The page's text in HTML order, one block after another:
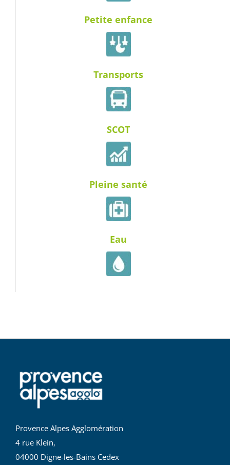
Petite enfance
Transports
SCOT
Pleine santé
Eau
Provence Alpes Agglomération
4 rue Klein,
04000 Digne-les-Bains Cedex